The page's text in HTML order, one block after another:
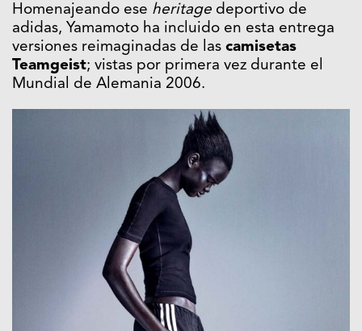
Homenajeando ese heritage deportivo de
adidas, Yamamoto ha incluido en esta entrega
versiones reimaginadas de las camisetas
Teamgeist; vistas por primera vez durante el
Mundial de Alemania 2006.